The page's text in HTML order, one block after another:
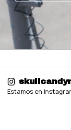
Estamos en